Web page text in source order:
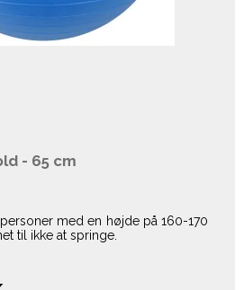
- 65 cm
med en højde på 160-170
til ikke at springe.